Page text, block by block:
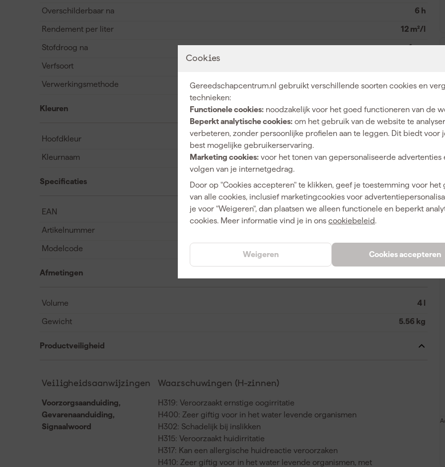
Cookies
Gereedschapcentrum.nl gebruikt verschillende soorten cookies en
technieken:
Functionele cookies: noodzakelijk voor het goed functioneren van de
Beperkt analytische cookies: om het gebruik van de website te
verbeteren, zonder persoonlijke profielen aan te leggen. Dit biedt voor
best mogelijke gebruikerservaring.
Marketing cookies: voor het tonen van gepersonaliseerde advertenties
volgen van je internetgedrag.
Door op "Cookies accepteren" te klikken, geef je toestemming voor het
van alle cookies, inclusief marketingcookies voor
je voor "Weigeren", dan plaatsen we alleen functionele en beperkt
cookies. Meer informatie vind je in ons cookiebeleid.
Cookies accepteren
Weigeren
Overschilderbaar na 6 h
Rendement per liter 12 m²/l
Stofdroog na 1 uur
Verfsoort
Verwerkingsmethode Kwast, Roller, Verfspuit
Kleuren
Hoofdkleur Mengverf
Kleurnaam Op kleur gemengd
Specificaties
EAN 8711429149295
Artikelnummer
Modelcode
Afmetingen
Volume 4 l
Gewicht 5.56 kg
Productveiligheid
Veiligheidsaanwijzingen
Voorzorgsaanduiding,
Gevarenaanduiding,
Signaalwoord
Waarschuwingen (H-zinnen)
H319: Veroorzaakt ernstige oogirritatie
H400: Zeer giftig voor in het water levende organismen
H302: Schadelijk bij inslikken
H315: Veroorzaakt huidirritatie
H317: Kan een allergische huidreactie veroorzaken
H410: Zeer giftig voor in het water levende organismen, met